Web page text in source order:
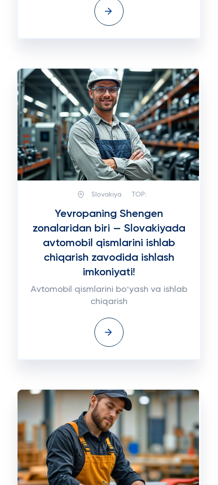
Slovakiya TOP:
Yevropaning Shengen
zonalaridan biri — Slovakiyada
avtomobil qismlarini ishlab
chiqarish zavodida ishlash
imkoniyati!
Avtomobil qismlarini boʻyash va ishlab
chiqarish